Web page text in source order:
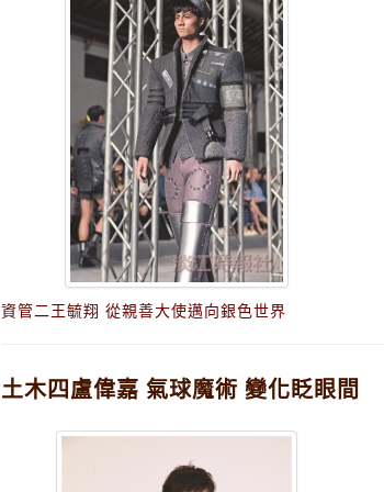
資管二王毓翔 從親善大使邁向銀色世界
土木四盧偉嘉 氣球魔術 變化眨眼間